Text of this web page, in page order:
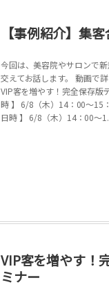
【事例紹介】集
今回は、美容院やサロンで
交えてお話します。 動画で
VIP客を増やす！完全保存版
時 】 6/8（木）14：00～15
日時 】 6/8（木）14：00～
VIP客を増やす！
ミナー